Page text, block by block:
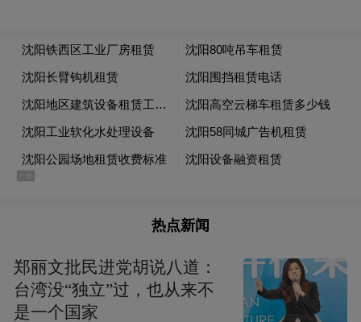
小组及机制，多次与恩华药业、省调度中心
及泰州保护中心就相关工作推进情况进行沟
通协调，保障工作有序推进。
“很荣幸恩华药业此次能够作为跨区域预审首
创试点企业，享受到跨区域预审试点的红
识产权保护中心，特别是徐州和泰州两家知
识产权保护中心以及国家局专利局审查协作
（江苏）中心急企业之所需，解企业之所
热点新闻
郑丽文批民进党胡说八道：
台湾没“独立”过，也从来不
是一个国家